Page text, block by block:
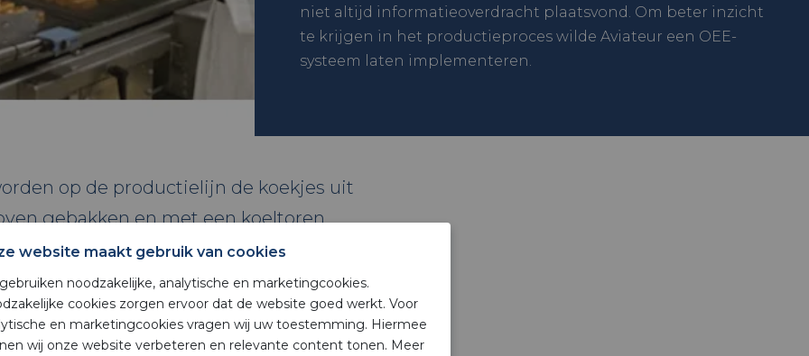
niet altijd informatieoverdracht plaatsvond. Om beter inzicht
te krijgen in het productieproces wilde Aviateur een OEE-
systeem laten implementeren.
op de productielijn de koekjes uit
gebakken en met een koeltoren
worden de koekjes vervolgens voor
De communicatie tussen deze
vooral tussen mensen plaats en was
bleek dat in geval van
website maakt gebruik van cookies
noodzakelijke, analytische en marketingcookies.
cookies zorgen ervoor dat de website goed werkt. Voor
en marketingcookies vragen wij uw toestemming. Hiermee
wij onze website verbeteren en relevante content tonen. Meer